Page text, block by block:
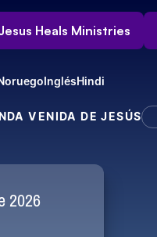
Heals Ministries
InglésHindi
VENIDA DE JESÚS
2026